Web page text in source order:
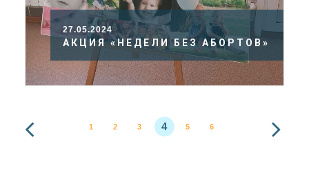
27.05.2024
АКЦИЯ «НЕДЕЛИ БЕЗ АБОРТОВ»
1 2 3 4 5 6